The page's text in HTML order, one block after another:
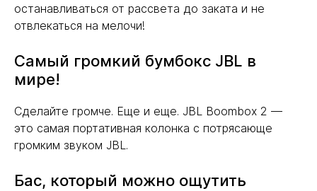
останавливаться от рассвета до заката и не
отвлекаться на мелочи!
Самый громкий бумбокс JBL в
мире!
Сделайте громче. Еще и еще. JBL Boombox 2 —
это самая портативная колонка с потрясающе
громким звуком JBL.
Бас, который можно ощутить